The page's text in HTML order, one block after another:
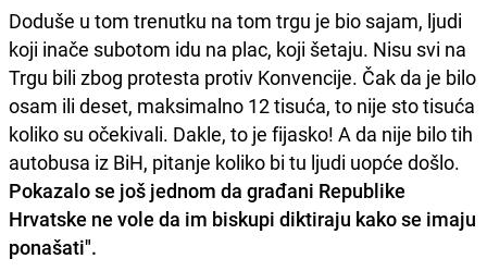
Doduše u tom trenutku na tom trgu je bio sajam, ljudi
koji inače subotom idu na plac, koji šetaju. Nisu svi na
Trgu bili zbog protesta protiv Konvencije. Čak da je bilo
osam ili deset, maksimalno 12 tisuća, to nije sto tisuća
koliko su očekivali. Dakle, to je fijasko! A da nije bilo tih
autobusa iz BiH, pitanje koliko bi tu ljudi uopće došlo.
Pokazalo se još jednom da građani Republike
Hrvatske ne vole da im biskupi diktiraju kako se imaju
ponašati".